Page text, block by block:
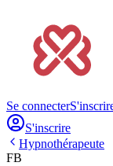
Se connecter
S'inscrire
Hypnothérapeute
FB